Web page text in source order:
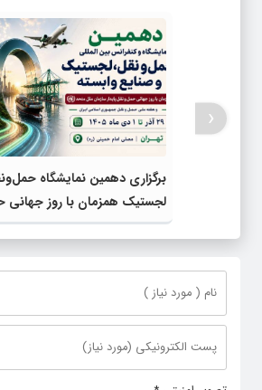
برگزاری دهمین نمایشگاه
لجستیک همزمان با روز جهانی
پایدار سازمان ملل متحد
‹